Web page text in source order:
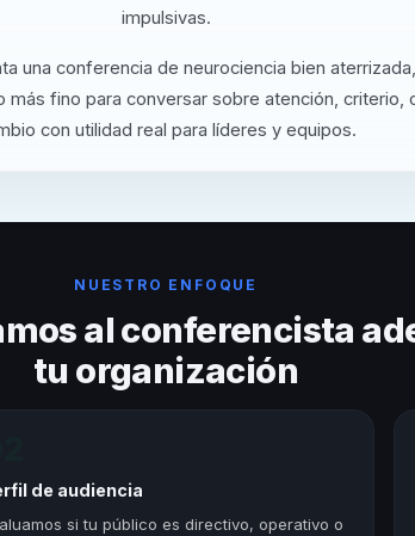
impulsivas.
una conferencia de neurociencia bien
más fino para conversar sobre atención, criterio,
con utilidad real para líderes y equipos.
NUESTRO ENFOQUE
al conferencista
tu organización
de audiencia
si tu público es directivo, operativo o